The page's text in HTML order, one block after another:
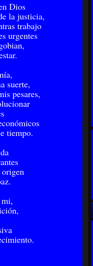
Dios
la justicia,
trabajo
urgentes
suerte,
pesares,
tiempo.
origen